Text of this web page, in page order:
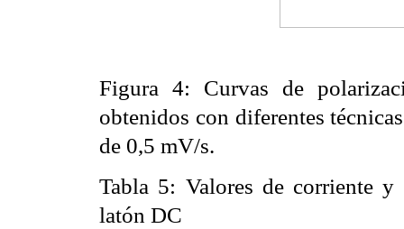
Figura 4: Curvas de
obtenidos con diferentes
de 0,5 mV/s.
Tabla 5: Valores de corriente
latón DC